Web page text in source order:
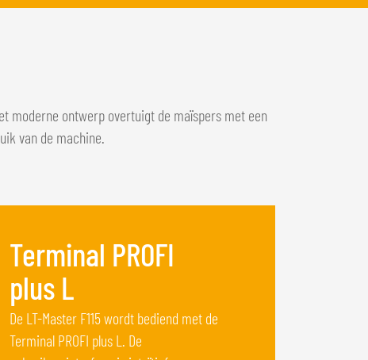
moderne ontwerp overtuigt de maïspers met een
van de machine.
Terminal PROFI
plus L
De LT-Master F115 wordt bediend met de
Terminal PROFI plus L. De